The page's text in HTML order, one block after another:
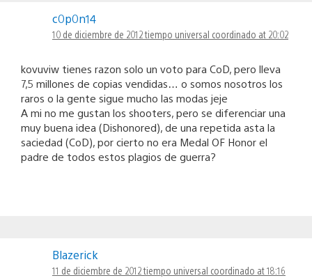
c0p0n14
10 de diciembre de 2012 tiempo universal coordinado at 20:02
kovuviw tienes razon solo un voto para CoD, pero lleva
7,5 millones de copias vendidas… o somos nosotros los
raros o la gente sigue mucho las modas jeje
A mi no me gustan los shooters, pero se diferenciar una
muy buena idea (Dishonored), de una repetida asta la
saciedad (CoD), por cierto no era Medal OF Honor el
padre de todos estos plagios de guerra?
Blazerick
11 de diciembre de 2012 tiempo universal coordinado at 18:16